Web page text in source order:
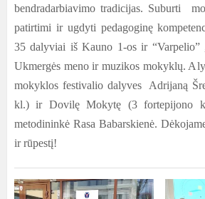
bendradarbiavimo tradicijas. Suburti
patirtimi ir ugdyti pedagoginę
35 dalyviai iš Kauno 1-os ir “Varpelio”
Ukmergės meno ir muzikos mokyklų.
mokyklos festivalio dalyves Adrijaną
kl.) ir Dovilę Mokytę (3 fortepijono
metodininkė Rasa Babarskienė.
ir rūpestį!